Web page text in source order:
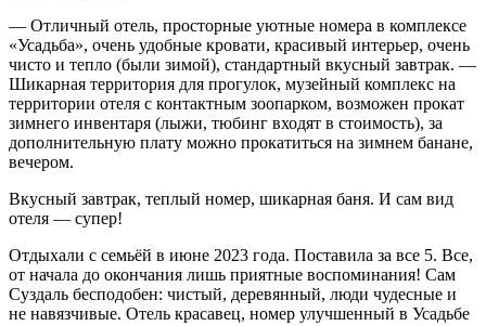
— Отличный отель, просторные уютные номера в комплексе
«Усадьба», очень удобные кровати, красивый интерьер, очень
чисто и тепло (были зимой), стандартный вкусный завтрак. —
Шикарная территория для прогулок, музейный комплекс на
территории отеля с контактным зоопарком, возможен прокат
зимнего инвентаря (лыжи, тюбинг входят в стоимость), за
дополнительную плату можно прокатиться на зимнем банане,
вечером.
Вкусный завтрак, теплый номер, шикарная баня. И сам вид
отеля — супер!
Отдыхали с семьёй в июне 2023 года. Поставила за все 5. Все,
от начала до окончания лишь приятные воспоминания! Сам
Суздаль бесподобен: чистый, деревянный, люди чудесные и
не навязчивые. Отель красавец, номер улучшенный в Усадьбе